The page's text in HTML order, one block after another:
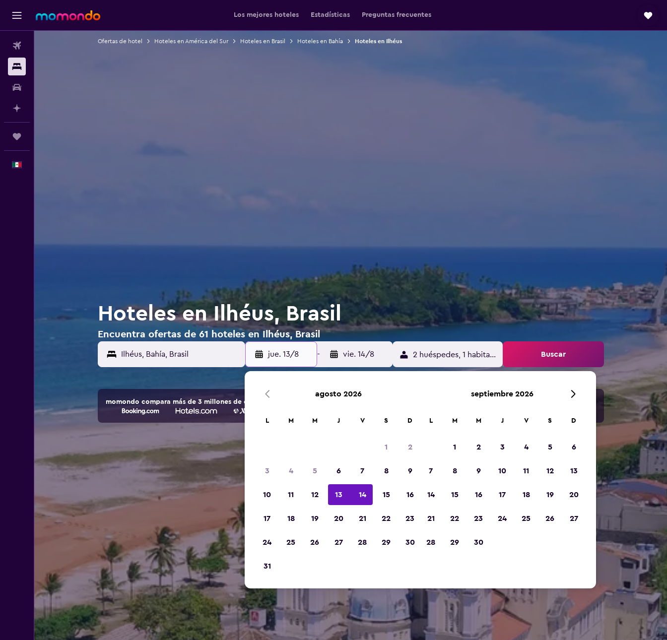
Los mejores hoteles Estadísticas Preguntas frecuentes
Ofertas de hotel Hoteles en América del Sur Hoteles en Brasil Hoteles en Bahía Hoteles en Ilhéus
Hoteles en Ilhéus, Brasil
Encuentra ofertas de 61 hoteles en Ilhéus, Brasil
jue. 13/8 - vie. 14/8 2 huéspedes, 1 habitación Buscar
momondo compara más de 3 millones de opciones de hoteles y alojamientos.
agosto 2026
L M M J V S D
1 2
3 4 5 6 7 8 9
10 11 12 13 14 15 16
17 18 19 20 21 22 23
24 25 26 27 28 29 30
31
septiembre 2026
L M M J V S D
1 2 3 4 5 6
7 8 9 10 11 12 13
14 15 16 17 18 19 20
21 22 23 24 25 26 27
28 29 30